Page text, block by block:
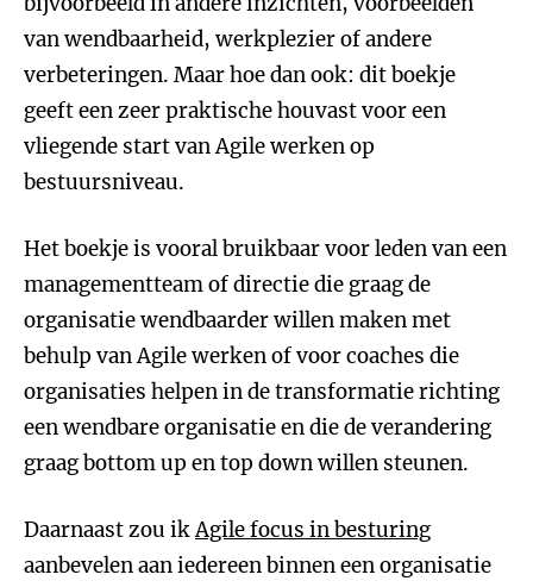
van wendbaarheid, werkplezier of andere
verbeteringen. Maar hoe dan ook: dit boekje
geeft een zeer praktische houvast voor een
vliegende start van Agile werken op
bestuursniveau.
Het boekje is vooral bruikbaar voor leden van een
managementteam of directie die graag de
organisatie wendbaarder willen maken met
behulp van Agile werken of voor coaches die
organisaties helpen in de transformatie richting
een wendbare organisatie en die de verandering
graag bottom up en top down willen steunen.
Daarnaast zou ikAgile focus in besturing
aanbevelen aan iedereen binnen een organisatie